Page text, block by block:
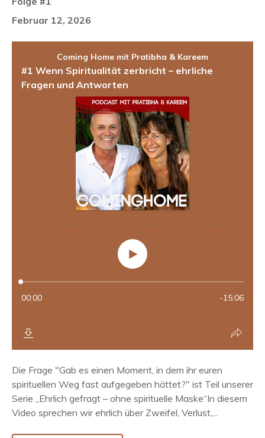
Februar 12, 2026
Die Frage "Gab es einen Moment, in dem ihr euren
spirituellen Weg fast aufgegeben hättet?" ist Teil unserer
Serie „Ehrlich gefragt – ohne spirituelle Maske“In diesem
Video sprechen wir ehrlich über Zweifel, Verlust,...